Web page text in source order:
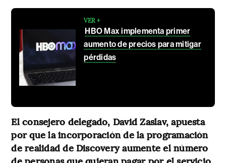
VER +
HBO Max implementa primer
aumento de precios para mitigar
pérdidas
El consejero delegado, David Zaslav, apuesta
por que la incorporación de la programación
de realidad de Discovery aumente el número